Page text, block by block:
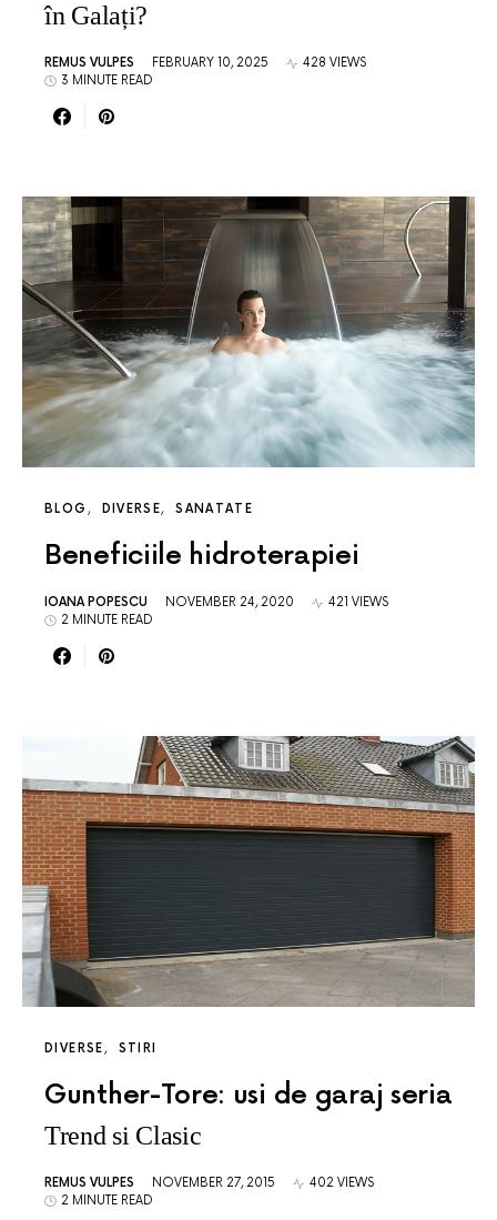
în Galați?
REMUS VULPES FEBRUARY 10, 2025
428 VIEWS
3 MINUTE READ
BLOG DIVERSE SANATATE
Beneficiile hidroterapiei
IOANA POPESCU NOVEMBER 24, 2020
421 VIEWS
2 MINUTE READ
DIVERSE STIRI
Gunther-Tore: usi de garaj seria
Trend si Clasic
REMUS VULPES NOVEMBER 27, 2015
402 VIEWS
2 MINUTE READ